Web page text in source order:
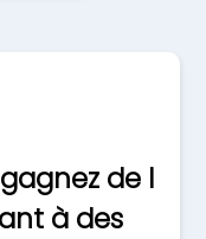
de l
à des